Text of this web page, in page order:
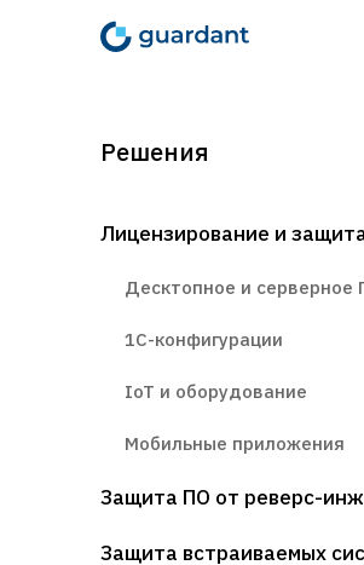
Решения
Лицензирование и
Десктопное и серверное
1С-конфигурации
IoT и оборудование
Мобильные приложения
Защита ПО от реверс-
Защита встраиваемых